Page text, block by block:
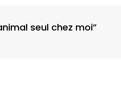
seul chez moi”